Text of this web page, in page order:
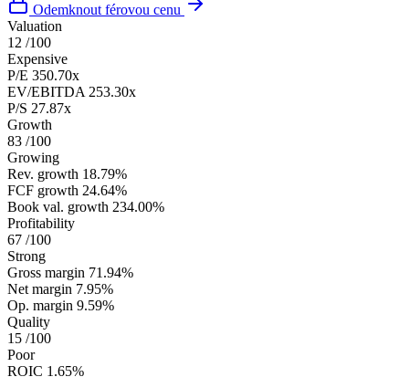
Odemknout férovou cenu
Valuation
12 /100
Expensive
P/E 350.70x
EV/EBITDA 253.30x
P/S 27.87x
Growth
83 /100
Growing
Rev. growth 18.79%
FCF growth 24.64%
Book val. growth 234.00%
Profitability
67 /100
Strong
Gross margin 71.94%
Net margin 7.95%
Op. margin 9.59%
Quality
15 /100
Poor
ROIC 1.65%